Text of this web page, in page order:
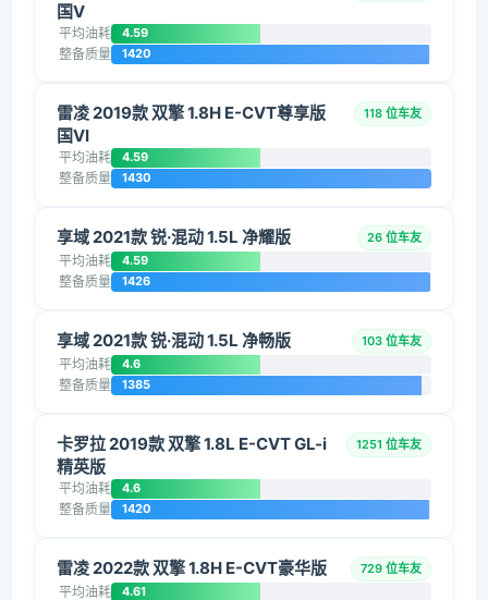
国V
平均油耗 4.59
整备质量 1420
雷凌 2019款 双擎 1.8H E-CVT尊享版
国VI
118 位车友
平均油耗 4.59
整备质量 1430
享域 2021款 锐·混动 1.5L 净耀版 26 位车友
平均油耗 4.59
整备质量 1426
享域 2021款 锐·混动 1.5L 净畅版 103 位车友
平均油耗 4.6
整备质量 1385
卡罗拉 2019款 双擎 1.8L E-CVT GL-i
精英版
1251 位车友
平均油耗 4.6
整备质量 1420
雷凌 2022款 双擎 1.8H E-CVT豪华版 729 位车友
平均油耗 4.61